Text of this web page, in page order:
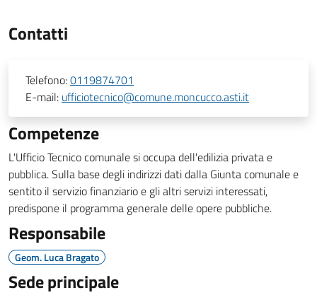
Contatti
Telefono:0119874701
E-mail: ufficiotecnico@comune.moncucco.asti.it
Competenze
L'Ufficio Tecnico comunale si occupa dell'edilizia privata e
pubblica. Sulla base degli indirizzi dati dalla Giunta comunale e
sentito il servizio finanziario e gli altri servizi interessati,
predispone il programma generale delle opere pubbliche.
Responsabile
Geom. Luca Bragato
Sede principale